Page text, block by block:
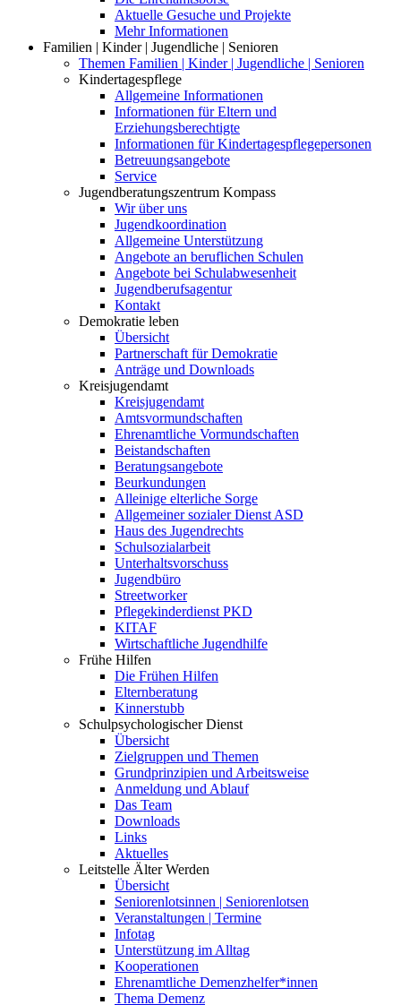
Aktuelle Gesuche und Projekte
Mehr Informationen
Familien | Kinder | Jugendliche | Senioren
Themen Familien | Kinder | Jugendliche | Senioren
Kindertagespflege
Allgemeine Informationen
Informationen für Eltern und
Erziehungsberechtigte
Informationen für Kindertagespflegepersonen
Betreuungsangebote
Service
Jugendberatungszentrum Kompass
Wir über uns
Jugendkoordination
Allgemeine Unterstützung
Angebote an beruflichen Schulen
Angebote bei Schulabwesenheit
Jugendberufsagentur
Kontakt
Demokratie leben
Übersicht
Partnerschaft für Demokratie
Anträge und Downloads
Kreisjugendamt
Kreisjugendamt
Amtsvormundschaften
Ehrenamtliche Vormundschaften
Beistandschaften
Beratungsangebote
Beurkundungen
Alleinige elterliche Sorge
Allgemeiner sozialer Dienst ASD
Haus des Jugendrechts
Schulsozialarbeit
Unterhaltsvorschuss
Jugendbüro
Streetworker
Pflegekinderdienst PKD
KITAF
Wirtschaftliche Jugendhilfe
Frühe Hilfen
Die Frühen Hilfen
Elternberatung
Kinnerstubb
Schulpsychologischer Dienst
Übersicht
Zielgruppen und Themen
Grundprinzipien und Arbeitsweise
Anmeldung und Ablauf
Das Team
Downloads
Links
Aktuelles
Leitstelle Älter Werden
Übersicht
Seniorenlotsinnen | Seniorenlotsen
Veranstaltungen | Termine
Infotag
Unterstützung im Alltag
Kooperationen
Ehrenamtliche Demenzhelfer*innen
Thema Demenz